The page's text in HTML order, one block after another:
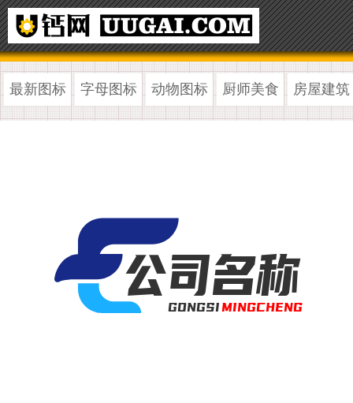
最新图标 字母图标 动物图标 厨师美食 房屋建筑